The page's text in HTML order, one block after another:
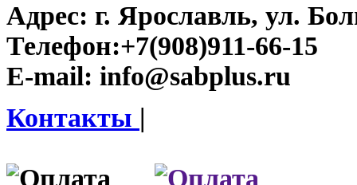
Адрес: г. Ярославль, ул.
Телефон:+7(908)911-66-15
E-mail: info@sabplus.ru
Контакты |